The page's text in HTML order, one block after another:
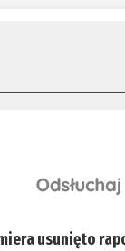
usunięto